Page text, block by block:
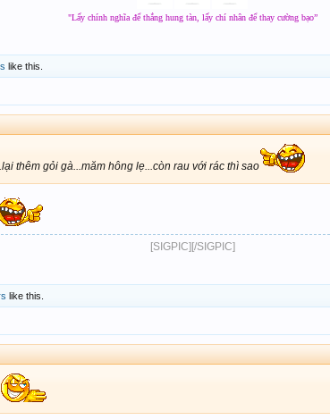
"Lấy chính nghĩa để thắng hung tàn, lấy chí nhân để thay cường bạo”
like this.
thêm gỏi gà...măm hông lẹ...còn rau với rác thì sao
[SIGPIC][/SIGPIC]​
like this.